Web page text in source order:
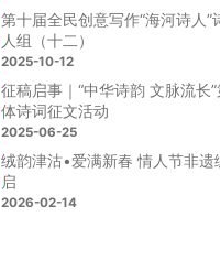
第十届全民创意写作“海河诗
人组（十二）
2025-10-12
征稿启事｜“中华诗韵 文脉流长
体诗词征文活动
2025-06-25
绒韵津沽•爱满新春 情人节非
启
2026-02-14